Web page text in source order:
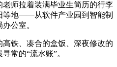
师拉着装满毕业生简历的行李
等地——从软件产业园到智能制
公室。
铁、凑合的盒饭、深夜修改的
常的“流水账”。